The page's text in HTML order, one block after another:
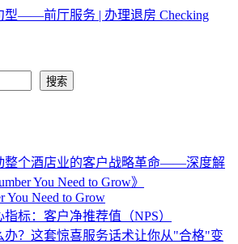
型——前厅服务 | 办理退房 Checking
搜索
整个酒店业的客户战略革命——深度解
You Need to Grow》
You Need to Grow
标：客户净推荐值（NPS）
办？这套惊喜服务话术让你从"合格"变